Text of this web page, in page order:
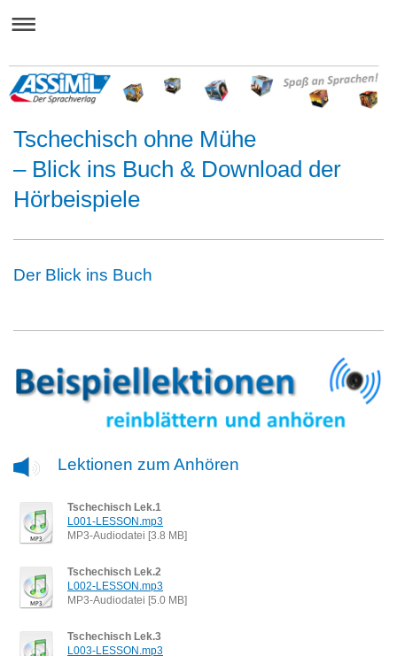
Tschechisch ohne Mühe
– Blick ins Buch & Download der
Hörbeispiele
Der Blick ins Buch
Lektionen zum Anhören
Tschechisch Lek.1
L001-LESSON.mp3
MP3-Audiodatei [3.8 MB]
Tschechisch Lek.2
L002-LESSON.mp3
MP3-Audiodatei [5.0 MB]
Tschechisch Lek.3
L003-LESSON.mp3